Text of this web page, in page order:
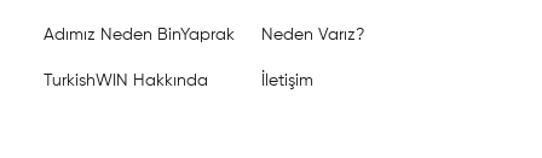
Adımız Neden BinYaprak Neden Varız?
TurkishWIN Hakkında İletişim